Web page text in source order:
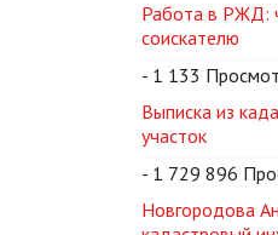
Работа в РЖД:
соискателю
- 1 133
Выписка из
участок
- 1 729 896
Новгородова